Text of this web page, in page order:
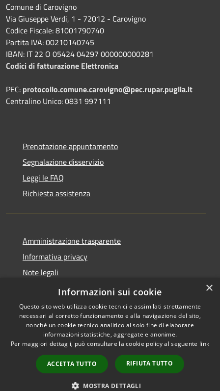
Comune di Carovigno
Via Giuseppe Verdi, 1 - 72012 - Carovigno
Codice Fiscale: 81001790740
Partita IVA: 00210140745
IBAN: IT 22 O 05424 04297 000000000281
Codici di fatturazione Elettronica
PEC: protocollo.comune.carovigno@pec.rupar.puglia.it
Centralino Unico: 0831 997111
Prenotazione appuntamento
Segnalazione disservizio
Leggi le FAQ
Richiesta assistenza
Amministrazione trasparente
Informativa privacy
Note legali
Dichiarazione di accessibilità
Accessibilità
Copyright © 2026 • Comune di
Carovigno • Powered by
Municipium•
Accesso
redazione
×
Informazioni sui cookie
Questo sito web utilizza cookie tecnici e assimilati strettamente
necessari al corretto funzionamento e alla navigazione del sito,
nonché un cookie tecnico analitico al solo fine di elaborare
informazioni statistiche, aggregate e anonime.
Per maggiori dettagli, può consultare la cookie policy al seguente link
ACCETTA TUTTO RIFIUTA TUTTO
MOSTRA DETTAGLI